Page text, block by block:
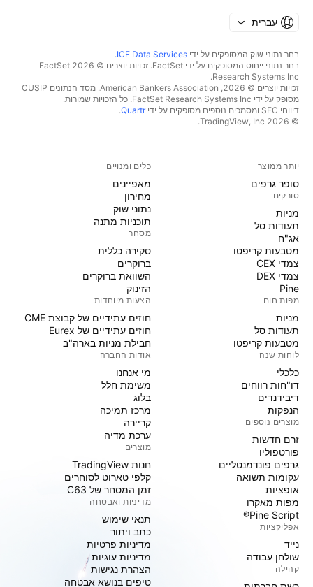
עברית
בחר נתוני שוק המסופקים על ידי ICE Data Services
.
בחר נתוני ייחוס המסופקים על ידי FactSet. זכויות יוצרים © 2026 ‏FactSet
Research Systems Inc.‏
זכויות יוצרים © 2026, ‏American Bankers Association. מסד הנתונים CUSIP
מסופק על ידי FactSet Research Systems Inc. כל הזכויות שמורות.
דיווחי SEC ומסמכים נוספים מסופקים על ידי
Quartr
.
© 2026 ‏TradingView, Inc.‏
יותר ממוצר
סופר גרפים
סורקים
מניות‏
תעודות סל
אג"ח
מטבעות קריפטו
צמדי CEX
צמדי DEX
Pine
מפות חום
מניות‏
תעודות סל
מטבעות קריפטו
לוחות שנה
כלכלי
דו"חות רווחים
דיבידנדים
הנפקות
מוצרים נוספים
זרם חדשות
פורטפוליו
גרפים פונדמנטליים
עקומות תשואה
אופציות
מפות מאקרו
Pine Script®
אפליקציות
נייד
שולחן עבודה
קהילה
כלים ומנויים
מאפיינים
מחירון
נתוני שוק
תוכניות מתנה
מסחר
סקירה כללית
ברוקרים
השוואת ברוקרים
הזינוק
הצעות מיוחדות
חוזים עתידיים של קבוצת CME
חוזים עתידיים של Eurex
חבילת מניות בארה"ב
אודות החברה
מי אנחנו
משימת חלל
בלוג
מרכז תמיכה
קריירה
ערכת מדיה
מוצרים
חנות TradingView
קלפי טארוט לסוחרים
זמן המסחר של C63
מדיניות ואבטחה
תנאי שימוש
כתב ויתור
מדיניות פרטיות
מדיניות עוגיות
הצהרת נגישות
טיפים בנושא אבטחה